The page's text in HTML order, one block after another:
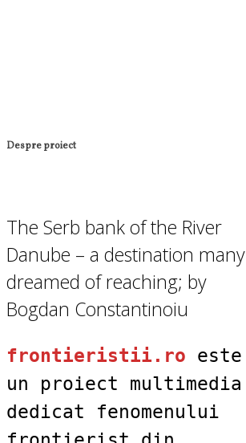
Despre proiect
The Serb bank of the River
Danube – a destination many
dreamed of reaching; by
Bogdan Constantinoiu
frontieristii.ro este
un proiect multimedia
dedicat fenomenului